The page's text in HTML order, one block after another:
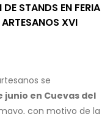
STANDS EN FERIA
XVI
se
junio en Cuevas del
con motivo de la